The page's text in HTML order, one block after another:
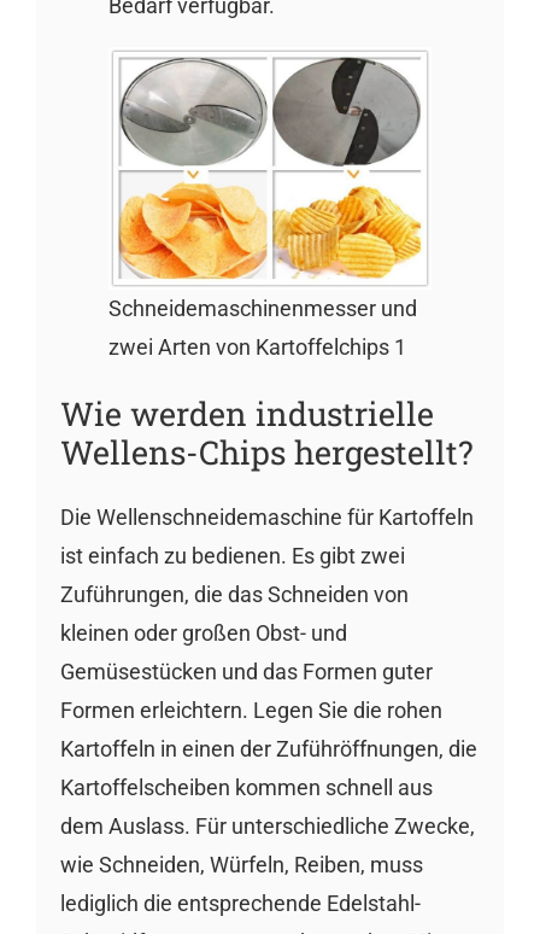
Bedarf verfügbar.
Schneidemaschinenmesser und
zwei Arten von Kartoffelchips 1
Wie werden industrielle
Wellens-Chips hergestellt?
Die Wellenschneidemaschine für Kartoffeln
ist einfach zu bedienen. Es gibt zwei
Zuführungen, die das Schneiden von
kleinen oder großen Obst- und
Gemüsestücken und das Formen guter
Formen erleichtern. Legen Sie die rohen
Kartoffeln in einen der Zuführöffnungen, die
Kartoffelscheiben kommen schnell aus
dem Auslass. Für unterschiedliche Zwecke,
wie Schneiden, Würfeln, Reiben, muss
lediglich die entsprechende Edelstahl-